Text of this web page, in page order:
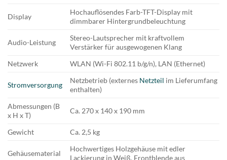
Display
Hochauflösendes Farb-TFT-Display mit
dimmbarer Hintergrundbeleuchtung
Audio-Leistung
Stereo-Lautsprecher mit kraftvollem
Verstärker für ausgewogenen Klang
Netzwerk
WLAN (Wi-Fi 802.11 b/g/n), LAN (Ethernet)
Stromversorgung
Netzbetrieb (externes Netzteil im Lieferumfang
enthalten)
Abmessungen (B
x H x T)
Ca. 270 x 140 x 190 mm
Gewicht Ca. 2,5 kg
Gehäusematerial
Hochwertiges Holzgehäuse mit edler
Lackierung in Weiß, Frontblende aus